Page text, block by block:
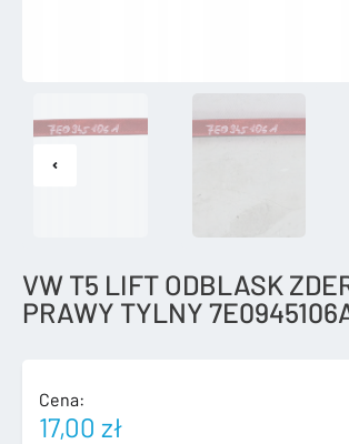
VW T5 LIFT ODBLASK
PRAWY TYLNY
Cena:
17,00 zł